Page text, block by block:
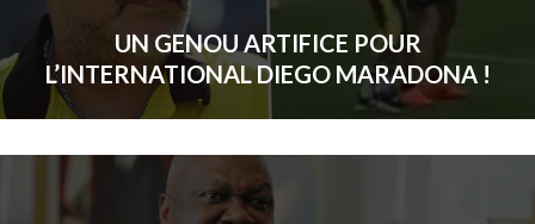
UN GENOU ARTIFICE POUR
L’INTERNATIONAL DIEGO MARADONA !